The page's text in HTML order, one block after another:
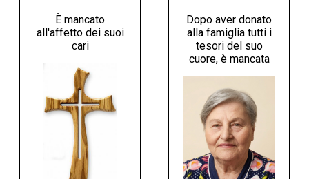
È mancato
all'affetto dei suoi
cari
Dopo aver donato
alla famiglia tutti i
tesori del suo
cuore, è mancata